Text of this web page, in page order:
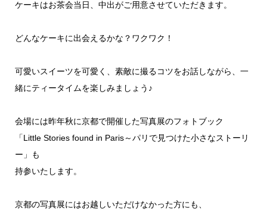
ケーキはお茶会当日、中出がご用意させていただきます。
どんなケーキに出会えるかな？ワクワク！
可愛いスイーツを可愛く、素敵に撮るコツをお話しながら、一
緒にティータイムを楽しみましょう♪
会場には昨年秋に京都で開催した写真展のフォトブック
「Little Stories found in Paris～パリで見つけた小さなストーリ
ー」も
持参いたします。
京都の写真展にはお越しいただけなかった方にも、